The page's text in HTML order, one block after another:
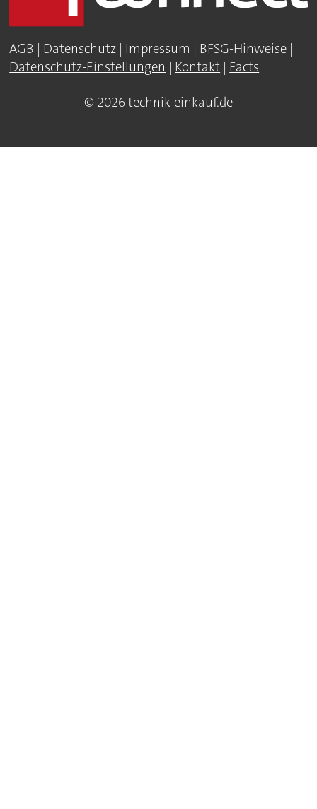
AGB | Datenschutz | Impressum | BFSG-Hinweise |
Datenschutz-Einstellungen | Kontakt | Facts
© 2026 technik-einkauf.de